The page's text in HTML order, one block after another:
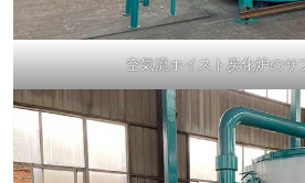
空気流ホイスト炭化炉のサ